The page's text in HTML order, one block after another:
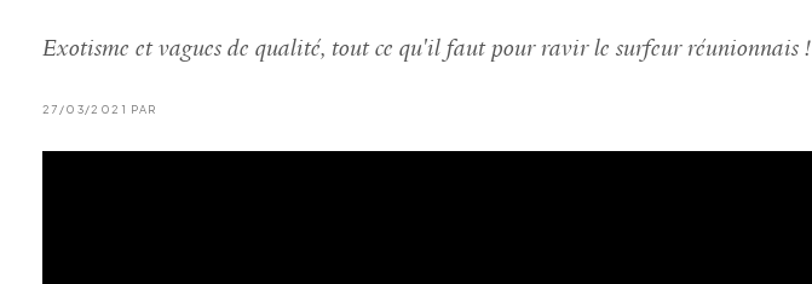
Exotisme et vagues de qualité, tout ce qu'il faut pour ravir le surfeur réunionnais !
27/03/2021 PAR